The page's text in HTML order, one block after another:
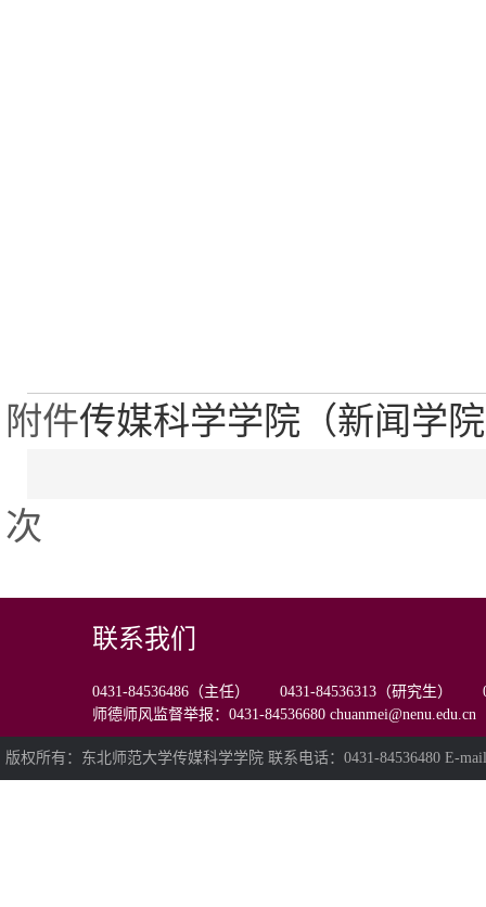
附件传媒科学学院（新闻学
次
联系我们
0431-84536486（主任） 0431-84536313（研究生）
师德师风监督举报：0431-84536680 chuanmei@nenu.edu.cn
版权所有：东北师范大学传媒科学学院 联系电话：0431-84536480 E-